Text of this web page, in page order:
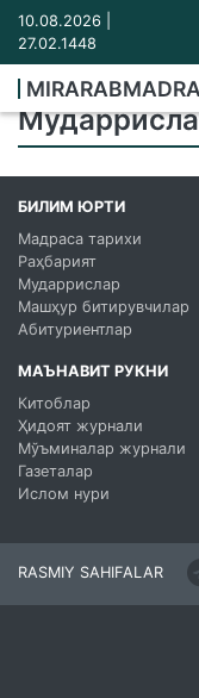
10.08.2026 |
27.02.1448
БИЛИМ ЮРТИ
Мадраса тарихи
Раҳбарият
Мударрислар
Машҳур битирувчилар
Абитуриентлар
МАЪНАВИТ РУКНИ
Китоблар
Ҳидоят журнали
Мўъминалар журнали
Газеталар
Ислом нури
RASMIY SAHIFALAR